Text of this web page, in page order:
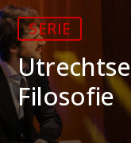
SERIE
Filosofie